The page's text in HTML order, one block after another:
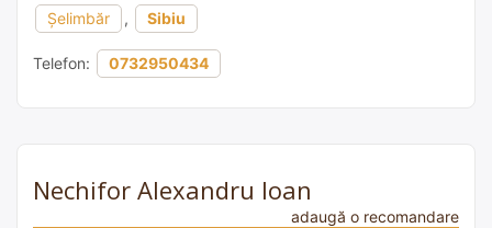
Şelimbăr , Sibiu
Telefon: 0732950434
Nechifor Alexandru Ioan
adaugă o recomandare